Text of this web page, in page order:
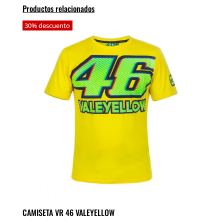
Productos relacionados
30% descuento
CAMISETA VR 46 VALEYELLOW